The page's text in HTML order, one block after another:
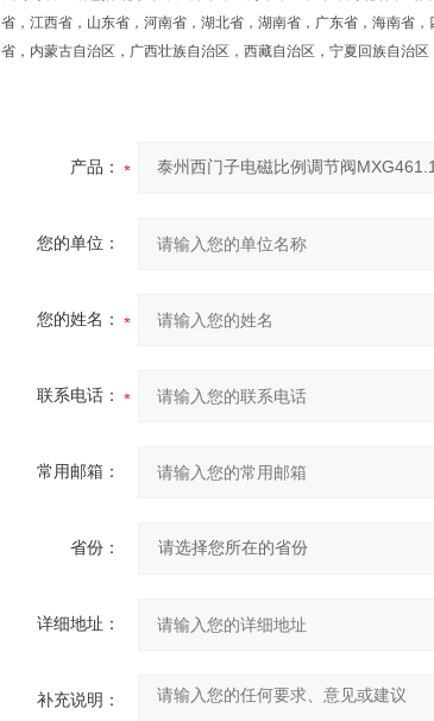
省，江西省，山东省，河南省，湖北省，湖南省，广东省，海南省
省，内蒙古自治区，广西壮族自治区，西藏自治区，宁夏回族自治
产品：
您的单位：
您的姓名：
联系电话：
常用邮箱：
省份：
详细地址：
补充说明：